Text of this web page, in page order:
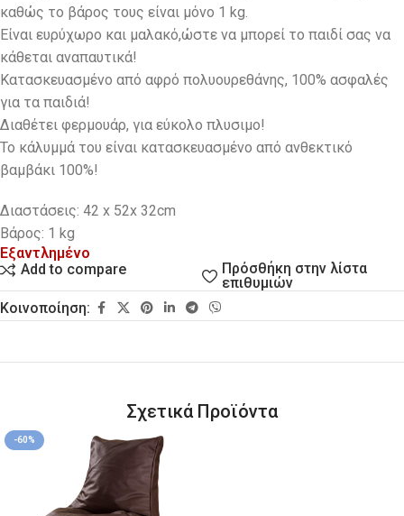
καθώς το βάρος τους είναι μόνο 1 kg.
Eίναι ευρύχωρο και μαλακό,ώστε να μπορεί το παιδί σας να
κάθεται αναπαυτικά!
Κατασκευασμένο από αφρό πολυουρεθάνης, 100% ασφαλές
για τα παιδιά!
Διαθέτει φερμουάρ, για εύκολο πλυσιμο!
Το κάλυμμά του είναι κατασκευασμένο από ανθεκτικό
βαμβάκι 100%!
Διαστάσεις: 42 x 52x 32cm
Βάρος: 1 kg
Εξαντλημένο
Add to compare
Πρόσθήκη στην λίστα
επιθυμιών
Κοινοποίηση:
Σχετικά Προϊόντα
-60%